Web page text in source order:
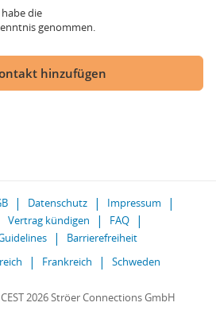
die
genommen.
hinzufügen
Datenschutz
Impressum
Vertrag kündigen
FAQ
Barrierefreiheit
Frankreich Schweden
2026 Ströer Connections GmbH